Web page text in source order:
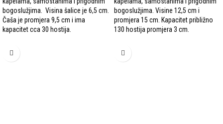
bogoslužjima. Visina šalice je 6,5 cm.
Čaša je promjera 9,5 cm i ima
kapacitet cca 30 hostija.
bogoslužjima. Visine 12,5 cm i
promjera 15 cm. Kapacitet približno
130 hostija promjera 3 cm.